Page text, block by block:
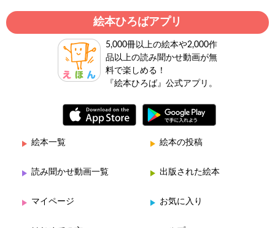
絵本ひろばアプリ
5,000冊以上の絵本や2,000作
品以上の読み聞かせ動画が無
料で楽しめる！
『絵本ひろば』公式アプリ。
絵本一覧 絵本の投稿
読み聞かせ動画一覧 出版された絵本
マイページ お気に入り